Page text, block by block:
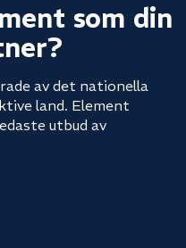
som din
av det nationella
land. Element
utbud av